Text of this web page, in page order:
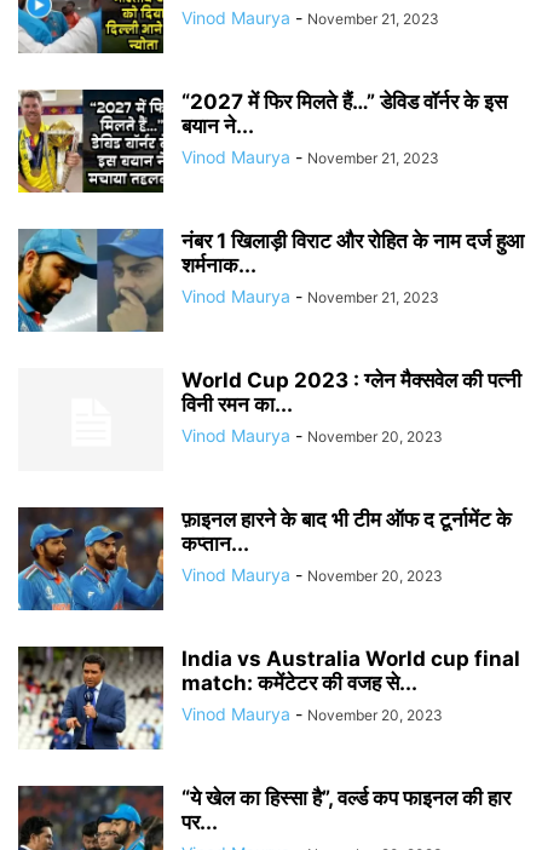
Vinod Maurya - November 21, 2023
“2027 में फिर मिलते हैं…” डेविड वॉर्नर के इस
बयान ने...
Vinod Maurya - November 21, 2023
नंबर 1 खिलाड़ी विराट और रोहित के नाम दर्ज हुआ
शर्मनाक...
Vinod Maurya - November 21, 2023
World Cup 2023 : ग्लेन मैक्सवेल की पत्नी
विनी रमन का...
Vinod Maurya - November 20, 2023
फ़ाइनल हारने के बाद भी टीम ऑफ द टूर्नामेंट के
कप्तान...
Vinod Maurya - November 20, 2023
India vs Australia World cup final
match: कमेंटेटर की वजह से...
Vinod Maurya - November 20, 2023
“ये खेल का हिस्सा है”, वर्ल्ड कप फाइनल की हार
पर...